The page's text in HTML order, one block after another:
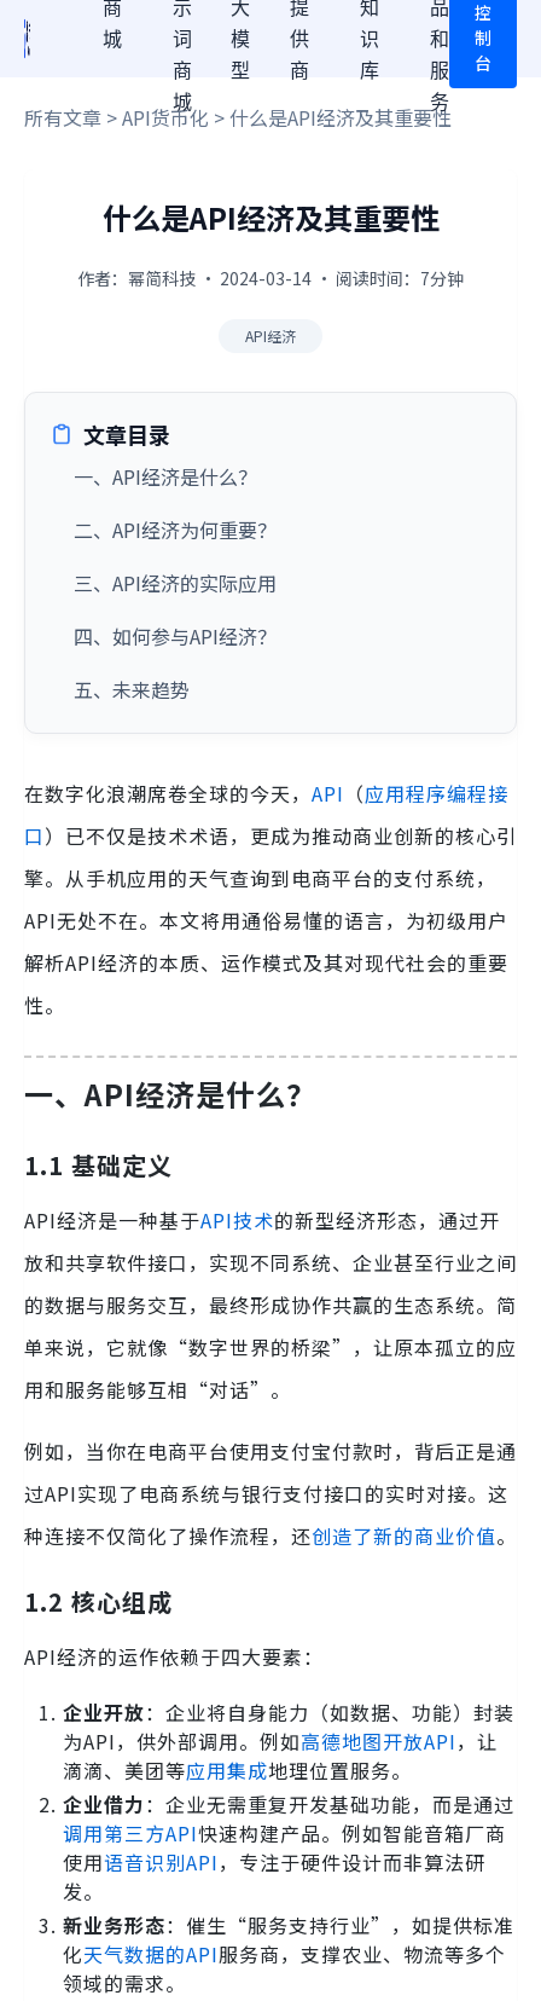
商
城
示
词
商
城
大
模
型
提
供
商
知
识
库
品
和
服
务
控
制
台
所有文章 >API货币化 > 什么是API经济及其重要性
什么是API经济及其重要性
作者：幂简科技 · 2024-03-14 · 阅读时间：7分钟
API经济
文章目录
一、API经济是什么？
二、API经济为何重要？
三、API经济的实际应用
四、如何参与API经济？
五、未来趋势
在数字化浪潮席卷全球的今天， API （应用程序编程接
口）已不仅是技术术语，更成为推动商业创新的核心引
擎。从手机应用的天气查询到电商平台的支付系统，
API无处不在。本文将用通俗易懂的语言，为初级用户
解析API经济的本质、运作模式及其对现代社会的重要
性。
一、API经济是什么？
1.1 基础定义
API经济是一种基于API技术的新型经济形态，通过开
放和共享软件接口，实现不同系统、企业甚至行业之间
的数据与服务交互，最终形成协作共赢的生态系统。简
单来说，它就像“数字世界的桥梁”，让原本孤立的应
用和服务能够互相“对话”。
例如，当你在电商平台使用支付宝付款时，背后正是通
过API实现了电商系统与银行支付接口的实时对接。这
种连接不仅简化了操作流程，还创造了新的商业价值。
1.2 核心组成
API经济的运作依赖于四大要素：
企业开放：企业将自身能力（如数据、功能）封装
为API，供外部调用。例如高德地图开放API，让
滴滴、美团等应用集成地理位置服务。
企业借力：企业无需重复开发基础功能，而是通过
调用第三方API快速构建产品。例如智能音箱厂商
使用语音识别API，专注于硬件设计而非算法研
发。
新业务形态：催生“服务支持行业”，如提供标准
化天气数据的API服务商，支撑农业、物流等多个
领域的需求。